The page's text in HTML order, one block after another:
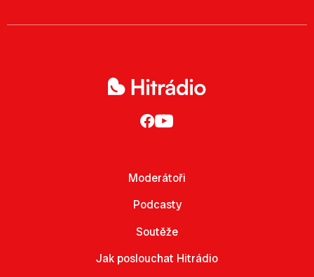
Moderátoři
Podcasty
Soutěže
Jak poslouchat Hitrádio